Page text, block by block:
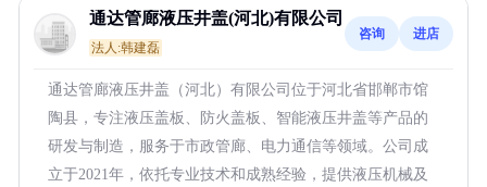
通达管廊液压井盖(河北)有限公司
法人:韩建磊
咨询 进店
通达管廊液压井盖（河北）有限公司位于河北省邯郸市馆
陶县，专注液压盖板、防火盖板、智能液压井盖等产品的
研发与制造，服务于市政管廊、电力通信等领域。公司成
立于2021年，依托专业技术和成熟经验，提供液压机械及